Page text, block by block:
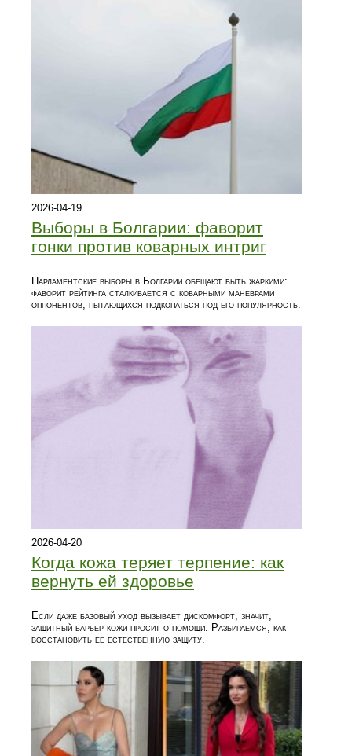
2026-04-19
Выборы в Болгарии: фаворит
гонки против коварных интриг
Парламентские выборы в Болгарии обещают быть жаркими:
фаворит рейтинга сталкивается с коварными маневрами
оппонентов, пытающихся подкопаться под его популярность.
2026-04-20
Когда кожа теряет терпение: как
вернуть ей здоровье
Если даже базовый уход вызывает дискомфорт, значит,
защитный барьер кожи просит о помощи. Разбираемся, как
восстановить ее естественную защиту.